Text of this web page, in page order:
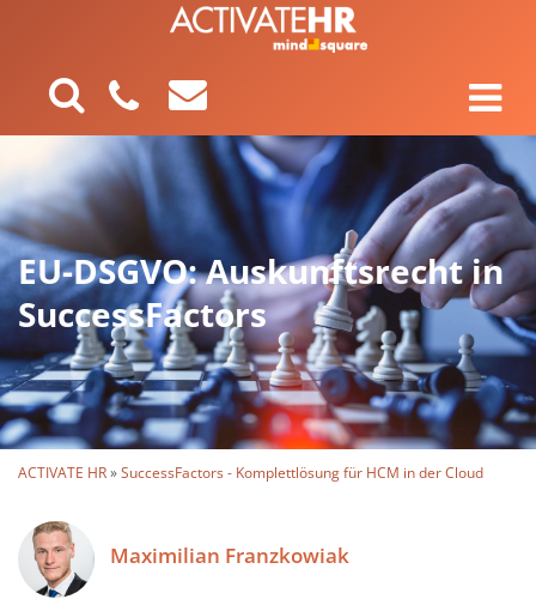
EU-DSGVO: Auskunftsrecht in
SuccessFactors
ACTIVATE HR»SuccessFactors - Komplettlösung für HCM in der Cloud
Maximilian Franzkowiak